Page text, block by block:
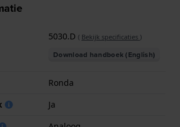
5030.D ( Bekijk specificaties )
Download handboek (English)
Ronda
Ja